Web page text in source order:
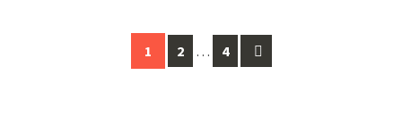
1 2 … 4